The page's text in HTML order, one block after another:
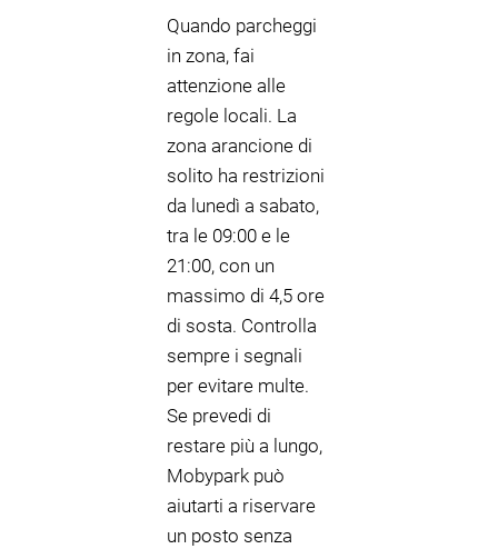
Quando parcheggi
in zona, fai
attenzione alle
regole locali. La
zona arancione di
solito ha restrizioni
da lunedì a sabato,
tra le 09:00 e le
21:00, con un
massimo di 4,5 ore
di sosta. Controlla
sempre i segnali
per evitare multe.
Se prevedi di
restare più a lungo,
Mobypark può
aiutarti a riservare
un posto senza